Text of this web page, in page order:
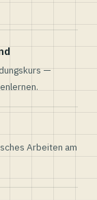
—
Arbeiten am